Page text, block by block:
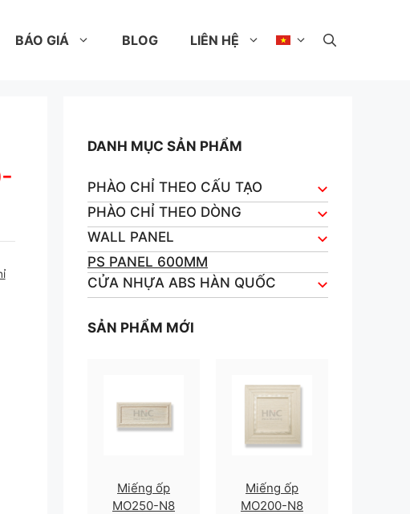
BÁO GIÁ BLOG LIÊN HỆ
DANH MỤC SẢN PHẨM
PHÀO CHỈ THEO CẤU TẠO
PHÀO CHỈ THEO DÒNG
WALL PANEL
PS PANEL 600MM
CỬA NHỰA ABS HÀN QUỐC
SẢN PHẨM MỚI
Miếng ốp
MO250-N8
Miếng ốp
MO200-N8